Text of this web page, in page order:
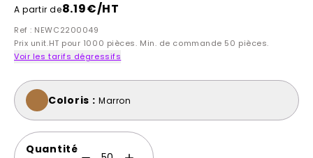
A partir de8.19€/HT
Ref : NEWC2200049
Prix unit.HT pour 1000 pièces. Min. de commande 50 pièces.
Voir les tarifs dégressifs
Coloris : Marron
Quantité